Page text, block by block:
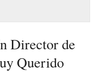
Director de
Querido